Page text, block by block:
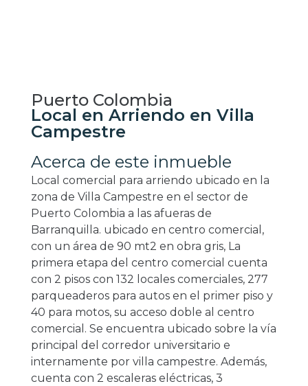
Puerto Colombia
Local en Arriendo en Villa
Campestre
Acerca de este inmueble
Local comercial para arriendo ubicado en la
zona de Villa Campestre en el sector de
Puerto Colombia a las afueras de
Barranquilla. ubicado en centro comercial,
con un área de 90 mt2 en obra gris, La
primera etapa del centro comercial cuenta
con 2 pisos con 132 locales comerciales, 277
parqueaderos para autos en el primer piso y
40 para motos, su acceso doble al centro
comercial. Se encuentra ubicado sobre la vía
principal del corredor universitario e
internamente por villa campestre. Además,
cuenta con 2 escaleras eléctricas, 3